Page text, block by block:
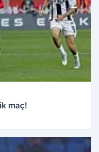
maç!